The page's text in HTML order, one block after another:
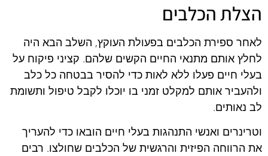
הצלת הכלבים
לאחר ספירת הכלבים בפעולת העוקץ, השלב הבא היה
לחלץ אותם מתנאי החיים הקשים שלהם. קציני פיקוח על
בעלי חיים פעלו ללא לאות כדי להסיר בבטחה כל כלב
ולהעביר אותם למקלט זמני בו יוכלו לקבל טיפול ותשומת
לב נאותים.
וטרינרים ואנשי התנהגות בעלי חיים הובאו כדי להעריך
את הרווחה הפיזית והרגשית של הכלבים שחולצו. רבים